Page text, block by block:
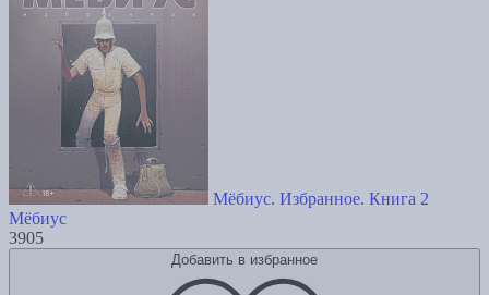
Мёбиус. Избранное. Книга 2
Мёбиус
3905
Добавить в избранное